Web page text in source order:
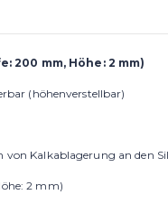
200 mm, Höhe: 2 mm)
(höhenverstellbar)
Kalkablagerung an den
2 mm)